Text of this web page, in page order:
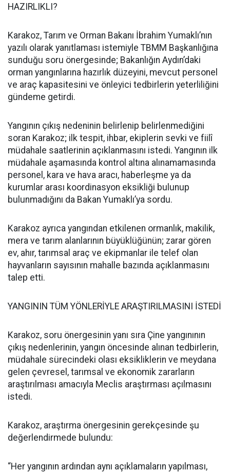
HAZIRLIKLI?
Karakoz, Tarım ve Orman Bakanı İbrahim Yumaklı’nın
yazılı olarak yanıtlaması istemiyle TBMM Başkanlığına
sunduğu soru önergesinde; Bakanlığın Aydın’daki
orman yangınlarına hazırlık düzeyini, mevcut personel
ve araç kapasitesini ve önleyici tedbirlerin yeterliliğini
gündeme getirdi.
Yangının çıkış nedeninin belirlenip belirlenmediğini
soran Karakoz; ilk tespit, ihbar, ekiplerin sevki ve fiilî
müdahale saatlerinin açıklanmasını istedi. Yangının ilk
müdahale aşamasında kontrol altına alınamamasında
personel, kara ve hava aracı, haberleşme ya da
kurumlar arası koordinasyon eksikliği bulunup
bulunmadığını da Bakan Yumaklı’ya sordu.
Karakoz ayrıca yangından etkilenen ormanlık, makilik,
mera ve tarım alanlarının büyüklüğünün; zarar gören
ev, ahır, tarımsal araç ve ekipmanlar ile telef olan
hayvanların sayısının mahalle bazında açıklanmasını
talep etti.
YANGININ TÜM YÖNLERİYLE ARAŞTIRILMASINI İSTEDİ
Karakoz, soru önergesinin yanı sıra Çine yangınının
çıkış nedenlerinin, yangın öncesinde alınan tedbirlerin,
müdahale sürecindeki olası eksikliklerin ve meydana
gelen çevresel, tarımsal ve ekonomik zararların
araştırılması amacıyla Meclis araştırması açılmasını
istedi.
Karakoz, araştırma önergesinin gerekçesinde şu
değerlendirmede bulundu:
“Her yangının ardından aynı açıklamaların yapılması,